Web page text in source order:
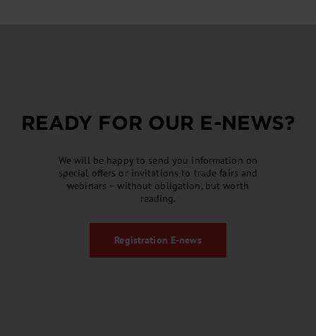
READY FOR OUR E-NEWS?
We will be happy to send you information on
special offers or invitations to trade fairs and
webinars – without obligation, but worth
reading.
Registration E-news